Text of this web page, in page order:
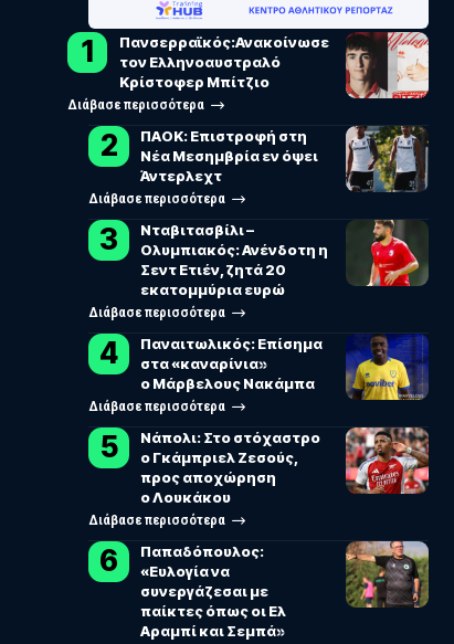
Πανσερραϊκός:Ανακοίνωσε
τον Ελληνοαυστραλό
Κρίστοφερ Μπίτζιο
Διάβασε περισσότερα
ΠΑΟΚ: Επιστροφή στη
Νέα Μεσημβρία εν όψει
Άντερλεχτ
Διάβασε περισσότερα
Νταβιτασβίλι –
Ολυμπιακός: Ανένδοτη η
Σεντ Ετιέν, ζητά 20
εκατομμύρια ευρώ
Διάβασε περισσότερα
Παναιτωλικός: Επίσημα
στα «καναρίνια»
ο Μάρβελους Νακάμπα
Διάβασε περισσότερα
Νάπολι: Στο στόχαστρο
ο Γκάμπριελ Ζεσούς,
προς αποχώρηση
ο Λουκάκου
Διάβασε περισσότερα
Παπαδόπουλος:
«Ευλογία να
συνεργάζεσαι με
παίκτες όπως οι Ελ
Αραμπί και Σεμπά»